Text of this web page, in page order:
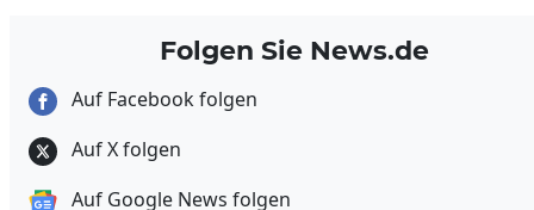
Folgen Sie News.de
Auf Facebook folgen
Auf X folgen
Auf Google News folgen